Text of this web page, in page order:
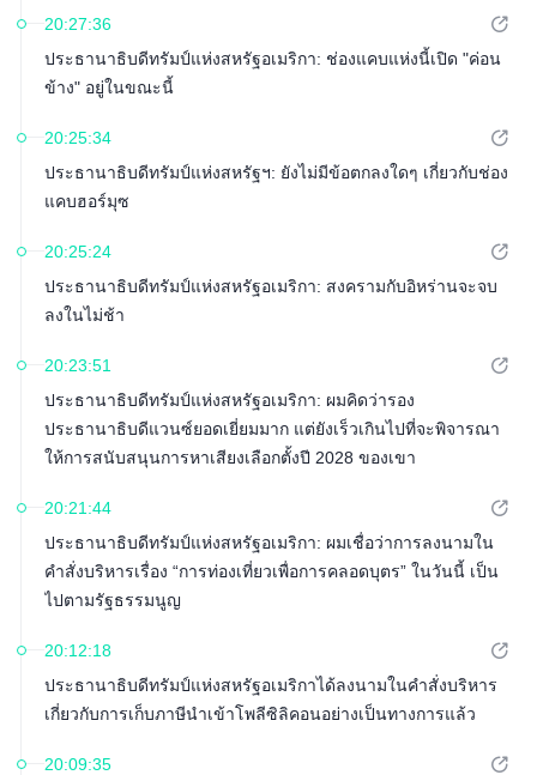
20:27:36
ประธานาธิบดีทรัมป์แห่งสหรัฐอเมริกา: ช่องแคบแห่งนี้เปิด "ค่อน
ข้าง" อยู่ในขณะนี้
20:25:34
ประธานาธิบดีทรัมป์แห่งสหรัฐฯ: ยังไม่มีข้อตกลงใดๆ เกี่ยวกับช่อง
แคบฮอร์มุซ
20:25:24
ประธานาธิบดีทรัมป์แห่งสหรัฐอเมริกา: สงครามกับอิหร่านจะจบ
ลงในไม่ช้า
20:23:51
ประธานาธิบดีทรัมป์แห่งสหรัฐอเมริกา: ผมคิดว่ารอง
ประธานาธิบดีแวนซ์ยอดเยี่ยมมาก แต่ยังเร็วเกินไปที่จะพิจารณา
ให้การสนับสนุนการหาเสียงเลือกตั้งปี 2028 ของเขา
20:21:44
ประธานาธิบดีทรัมป์แห่งสหรัฐอเมริกา: ผมเชื่อว่าการลงนามใน
คำสั่งบริหารเรื่อง “การท่องเที่ยวเพื่อการคลอดบุตร” ในวันนี้ เป็น
ไปตามรัฐธรรมนูญ
20:12:18
ประธานาธิบดีทรัมป์แห่งสหรัฐอเมริกาได้ลงนามในคำสั่งบริหาร
เกี่ยวกับการเก็บภาษีนำเข้าโพลีซิลิคอนอย่างเป็นทางการแล้ว
20:09:35